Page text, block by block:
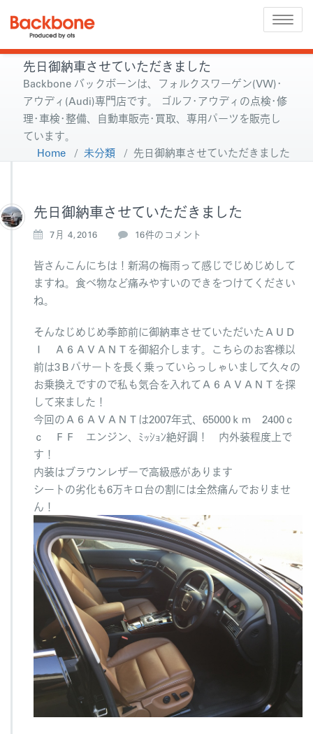
Toggle
先日御納車させていただきました
Backbone バックボーンは、フォルクスワーゲン(VW)･
アウディ(Audi)専門店です。 ゴルフ･アウディの点検･修
理･車検･整備、自動車販売･買取、専用パーツを販売し
ています。
Home / 未分類 / 先日御納車させていただきました
先日御納車させていただきました
7月 4,2016
先
御
納
車
て
い
た
だ
き
し
へ
16件のコメント
皆さんこんにちは！新潟の梅雨って感じでじめじめして
ますね。食べ物など痛みやすいのできをつけてください
ね。
そんなじめじめ季節前に御納車させていただいたＡＵＤ
Ｉ Ａ６ＡＶＡＮＴを御紹介します。こちらのお客様以
前は3Ｂパサートを長く乗っていらっしゃいまして久々の
お乗換えですので私も気合を入れてＡ６ＡＶＡＮＴを探
して来ました！
今回のＡ６ＡＶＡＮＴは2007年式、65000ｋｍ 2400ｃ
ｃ ＦＦ エンジン、ﾐｯｼｮﾝ絶好調！ 内外装程度上で
す！
内装はブラウンレザーで高級感があります
シートの劣化も6万キロ台の割には全然痛んでおりませ
ん！